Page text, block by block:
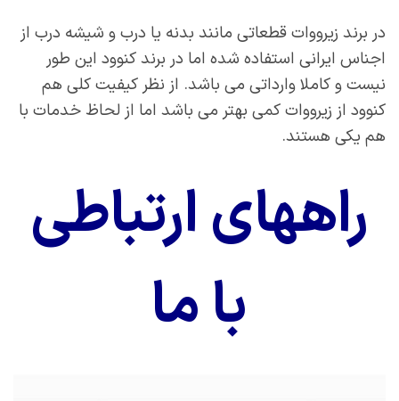
در برند زیرووات قطعاتی مانند بدنه یا درب و شیشه درب از
اجناس ایرانی استفاده شده اما در برند کنوود این طور
نیست و کاملا وارداتی می باشد. از نظر کیفیت کلی هم
کنوود از زیرووات کمی بهتر می باشد اما از لحاظ خدمات با
هم یکی هستند.
راههای ارتباطی
با ما